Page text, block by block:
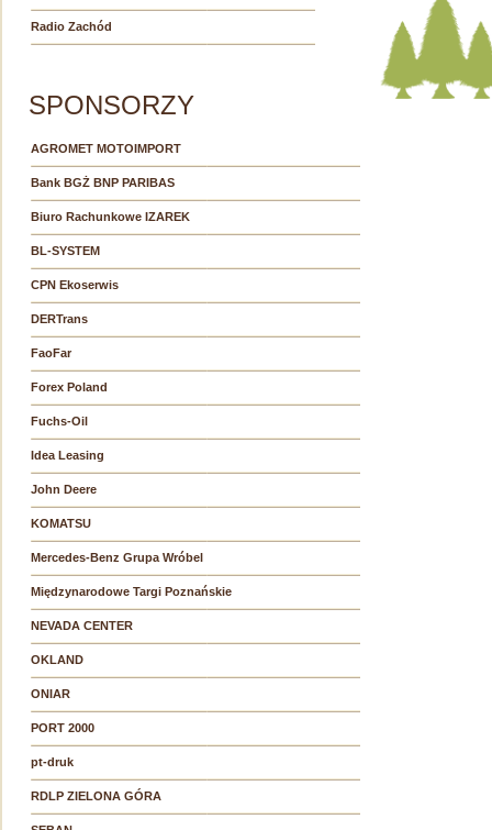
Radio Zachód
SPONSORZY
AGROMET MOTOIMPORT
Bank BGŻ BNP PARIBAS
Biuro Rachunkowe IZAREK
BL-SYSTEM
CPN Ekoserwis
DERTrans
FaoFar
Forex Poland
Fuchs-Oil
Idea Leasing
John Deere
KOMATSU
Mercedes-Benz Grupa Wróbel
Międzynarodowe Targi Poznańskie
NEVADA CENTER
OKLAND
ONIAR
PORT 2000
pt-druk
RDLP ZIELONA GÓRA